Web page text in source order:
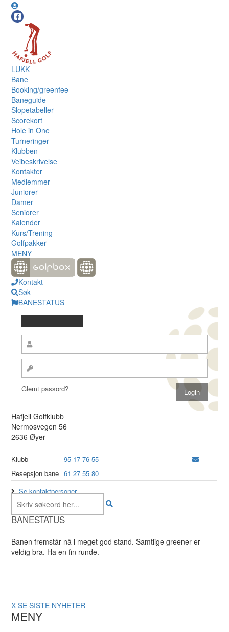
LUKK
Bane
Booking/greenfee
Baneguide
Slopetabeller
Scorekort
Hole in One
Turneringer
Klubben
Veibeskrivelse
Kontakter
Medlemmer
Juniorer
Damer
Seniorer
Kalender
Kurs/Trening
Golfpakker
MENY
Kontakt
Søk
BANESTATUS
Glemt passord?
Hafjell Golfklubb
Nermosvegen 56
2636 Øyer
Klubb
95 17 76 55
Resepsjon bane 61 27 55 80
Se kontaktpersoner
BANESTATUS
Banen fremstår nå i meget god stand. Samtlige greener er
veldig bra. Ha en fin runde.
X SE SISTE NYHETER
MENY